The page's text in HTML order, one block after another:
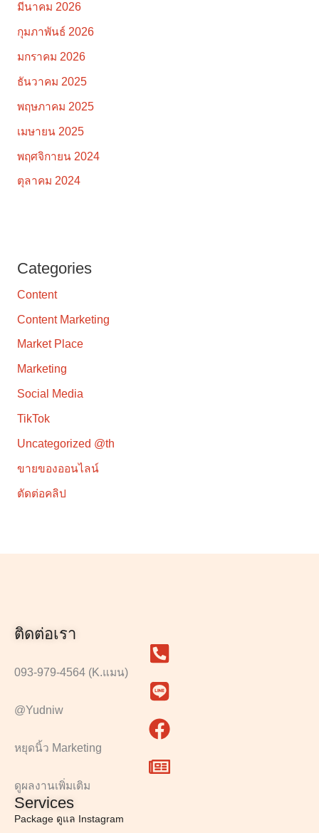
มีนาคม 2026
กุมภาพันธ์ 2026
มกราคม 2026
ธันวาคม 2025
พฤษภาคม 2025
เมษายน 2025
พฤศจิกายน 2024
ตุลาคม 2024
Categories
Content
Content Marketing
Market Place
Marketing
Social Media
TikTok
Uncategorized @th
ขายของออนไลน์
ตัดต่อคลิป
ติดต่อเรา
093-979-4564 (K.แมน)
@Yudniw
หยุดนิ้ว Marketing
ดูผลงานเพิ่มเติม
Services
Package ดูแล Instagram